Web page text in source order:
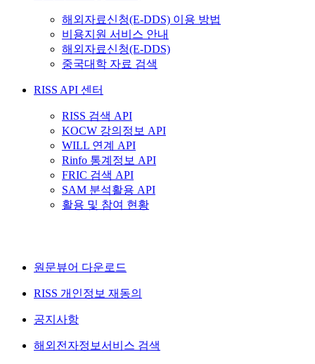
해외자료신청(E-DDS) 이용 방법
비용지원 서비스 안내
해외자료신청(E-DDS)
중국대학 자료 검색
RISS API 센터
RISS 검색 API
KOCW 강의정보 API
WILL 연계 API
Rinfo 통계정보 API
FRIC 검색 API
SAM 분석활용 API
활용 및 참여 현황
원문뷰어 다운로드
RISS 개인정보 재동의
공지사항
해외전자정보서비스 검색